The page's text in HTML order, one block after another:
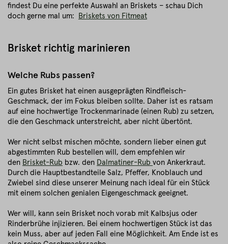
findest Du eine perfekte Auswahl an Briskets – schau Dich
doch gerne mal um:
Briskets von Fitmeat
Brisket richtig marinieren
Welche Rubs passen?
Ein gutes Brisket hat einen ausgeprägten Rindfleisch-
Geschmack, der im Fokus bleiben sollte. Daher ist es ratsam
auf eine hochwertige Trockenmarinade (einen Rub) zu setzen,
die den Geschmack unterstreicht, aber nicht übertönt.
Wer nicht selbst mischen möchte, sondern lieber einen gut
abgestimmten Rub bestellen will, dem empfehlen wir
den Brisket-Rub bzw. den Dalmatiner-Rub von Ankerkraut.
Durch die Hauptbestandteile Salz, Pfeffer, Knoblauch und
Zwiebel sind diese unserer Meinung nach ideal für ein Stück
mit einem solchen genialen Eigengeschmack geeignet.
Wer will, kann sein Brisket noch vorab mit Kalbsjus oder
Rinderbrühe injizieren. Bei einem hochwertigen Stück ist das
kein Muss, aber auf jeden Fall eine Möglichkeit. Am Ende ist es